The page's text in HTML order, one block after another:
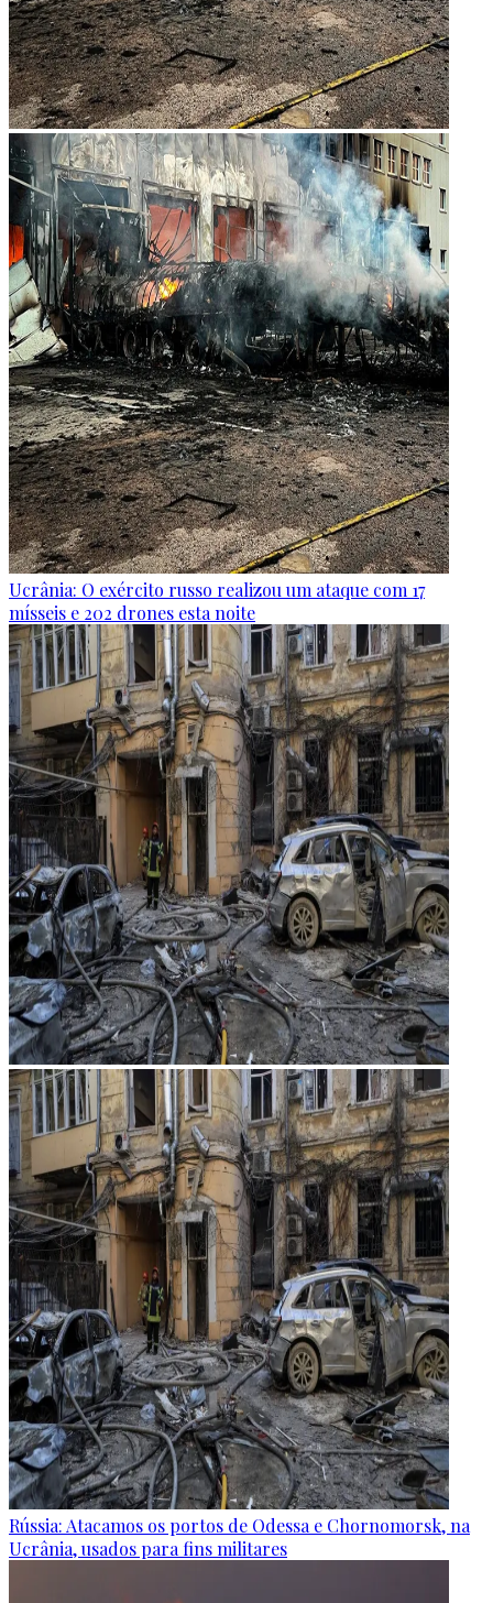
Ucrânia: O exército russo realizou um ataque com 17
mísseis e 202 drones esta noite
Rússia: Atacamos os portos de Odessa e Chornomorsk, na
Ucrânia, usados para fins militares